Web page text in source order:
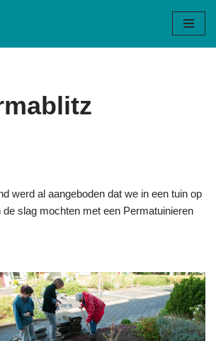
werd al aangeboden dat we in een tuin op
slag mochten met een Permatuinieren